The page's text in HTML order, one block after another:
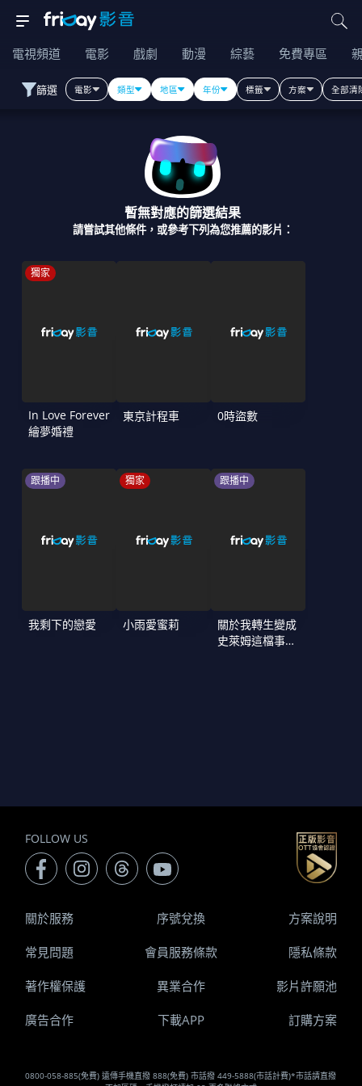
電視頻道 電影 戲劇 動漫 綜藝 免費專區
篩選 電影 類型 地區 年份 標籤 方案 全部清
暫無對應的篩選結果
請嘗試其他條件，或參考下列為您推薦的影片：
獨家
In Love Forever
繪夢婚禮
東京計程車 0時盜數
跟播中
我剩下的戀愛
獨家
小雨愛蜜莉
跟播中
關於我轉生變成
史萊姆這檔事
FOLLOW US
0800-058-885(免費) 遠傳手機直撥 888(免費) 市話撥 449-5888(市話計費)*市話請直撥
關於服務 序號兌換 方案說明
常見問題 會員服務條款 隱私條款
著作權保護 異業合作 影片許願池
廣告合作 下載APP 訂購方案